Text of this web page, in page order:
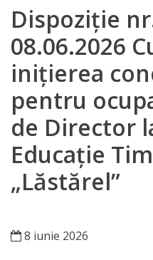
Regulamente
Orașe
înfrățite
Strategii
Registrul
de
al
Dispoziție
08.06.2026
inițierea
pentru
de Director
Educație
„Lăstărel”
8 iunie 2026